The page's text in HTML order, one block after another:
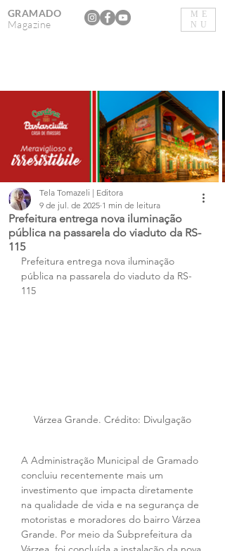
ME
NU
GRAMADO
Magazine
Prefeitura entrega nova iluminação
pública na passarela do viaduto da RS-
115
Tela Tomazeli | Editora
9 de jul. de 2025 1 min de leitura
Prefeitura entrega nova iluminação
pública na passarela do viaduto da RS-
115
Várzea Grande. Crédito: Divulgação
A Administração Municipal de Gramado
concluiu recentemente mais um
investimento que impacta diretamente
na qualidade de vida e na segurança de
motoristas e moradores do bairro Várzea
Grande. Por meio da Subprefeitura da